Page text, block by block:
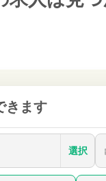
きます
選択